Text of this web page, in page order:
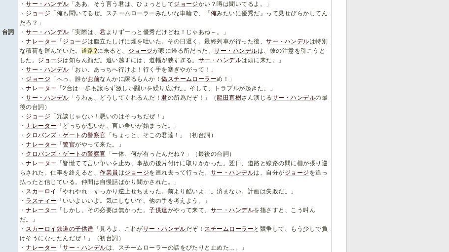
台詞
・サー・ハンデル 「ああ、そう言う君は、ひょっとしてジョージかい？噂は聞いてるよ。」
・ ジョージ 「俺も聞いてるぜ。スチームローラーみたいな車輪で、『俺みたいに優秀だ』って見せびらかしてん
だろ？」
・サー・ハンデル 「実際は、君よりずーっと優秀だけどね！じゃあね～。」
・ナレーター 「 ジョージは腹立たしげに煙を吐いた。その日遅く。最終列車が行った後、サー・ハンデルは特別
な積荷を運んでいた。 道路?に来ると、 ジョージが家に帰る所だった。サー・ハンデルは、彼の注意を引こうと
した。 ジョージは知らん顔だ。追い越すには、道幅が狭すぎる。 サー・ハンデルは頭に来た。」
・サー・ハンデル 「おい、あっちへ行けよ！行く手を塞ぎやがって！」
・ ジョージ 「へっ、誰がお前なんかに譲るもんか！偽スチームローラーめ！」
・ナレーター
「2台は一歩も譲らず激しい闘いを繰り広げた。そして、トラブルが起きた。」
・サー・ハンデル 「うわぁ、どうしてくれるんだ！君の所為だぞ！」（龍田直樹さん演じるサー・ハンデルの最
後の台詞）
・ ジョージ 「冗談じゃない！悪いのはそっちだぜ！」
・ナレーター
「どっちが悪いか、言い争いが始まった。」
・ クロバンズ・ゲートの警察官
「ちょっと、そこの君達！」（初台詞）
・ナレーター 「警官がやって来た。」
・ クロバンズ・ゲートの警察官
「一体、何が有ったんだね？」（最後の台詞）
・ナレーター
「皆慌てて言い争いを止め、事故の後片付けに取りかかった。翌日、道路と線路の間に柵が張り巡
らされた。仕事を終えると、作業員はジョージを連れ去って行った。 サー・ハンデルは、自分がジョージ を追っ
払ったと信じている。仲間は自慢話ばかり聞かされた。」
・ スカーロイ
「やれやれ…すっかり逆上せちまった。前より酷いよ…。済まない。計画は失敗だ。」
・ ラスティー
「いいよいいよ。気にしないで。他の手を考えよう。」
・ナレーター 「しかし、その必要は無かった。子供達がやって来て、 サー・ハンデルを指さすと、こう叫ん
だ。」
・ スカーロイ鉄道の子供達 「見ろよ、これがサー・ハンデルだぞ！ スチームローラー と競争して、もう少しで負
けそうになったんだぜ！」（初台詞）
・ナレーター 「サー・ハンデルは、スチームローラーの話をぴたりと止めた…。」